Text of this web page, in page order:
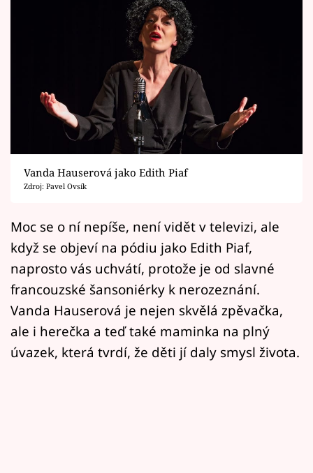
Sledujte prima+
Filmový festival Karlovy Vary
Přihlášení
Sledujte nás
Vanda Hauserová jako Edith Piaf
Zdroj: Pavel Ovsík
Moc se o ní nepíše, není vidět v televizi, ale
když se objeví na pódiu jako Edith Piaf,
naprosto vás uchvátí, protože je od slavné
francouzské šansoniérky k nerozeznání.
Vanda Hauserová je nejen skvělá zpěvačka,
ale i herečka a teď také maminka na plný
úvazek, která tvrdí, že děti jí daly smysl života.